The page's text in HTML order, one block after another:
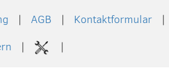
AGB
Kontaktformular